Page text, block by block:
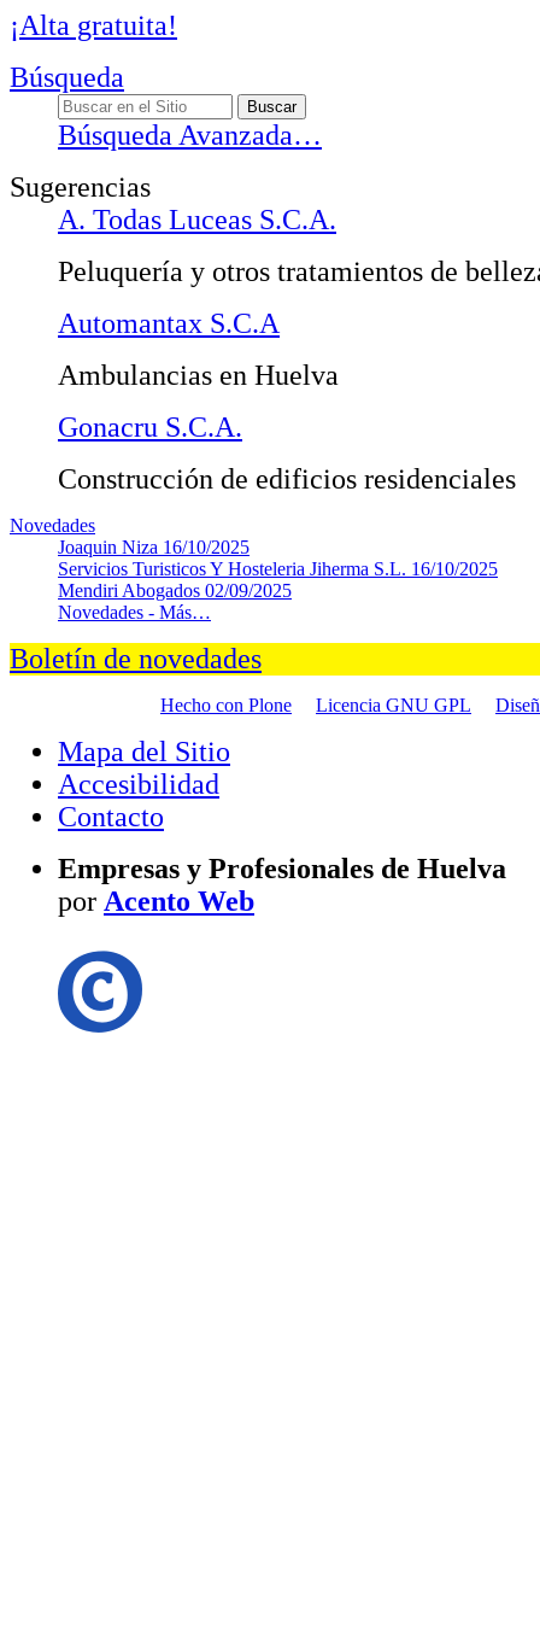
¡Alta gratuita!
Búsqueda
Búsqueda Avanzada…
Sugerencias
A. Todas Luceas S.C.A.
Peluquería y otros tratamientos de
Automantax S.C.A
Ambulancias en Huelva
Gonacru S.C.A.
Construcción de edificios residenciales
Novedades
Joaquin Niza 16/10/2025
Servicios Turisticos Y Hosteleria Jiherma S.L. 16/10/2025
Mendiri Abogados 02/09/2025
Novedades - Más…
Boletín de novedades
Hecho con Plone Licencia GNU GPL
Mapa del Sitio
Accesibilidad
Contacto
Empresas y Profesionales de Huelva
por Acento Web